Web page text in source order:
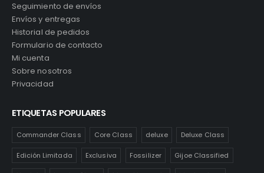
Seguimiento de envíos
Envíos y entregas
Historial de pedidos
Formulario de contacto
Mi cuenta
Sobre nosotros
Privacidad
ETIQUETAS POPULARES
Commander Class Core Class deluxe Deluxe Class
Edición Limitada Exclusiva Fossilizer Gijoe Classified